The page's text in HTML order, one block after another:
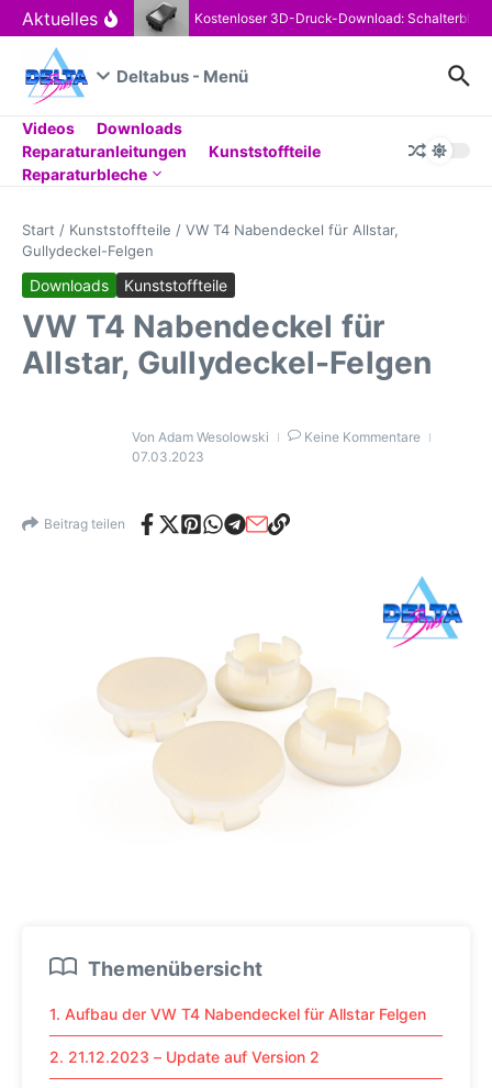
Zum Inhalt springen
Aktuelles Kostenloser 3D-Druck-Download:
Deltabus - Menü
Videos
Downloads
Reparaturanleitungen
Kunststoffteile
Reparaturbleche
Start / Kunststoffteile / VW T4 Nabendeckel für Allstar,
Gullydeckel-Felgen
Downloads Kunststoffteile
VW T4 Nabendeckel für
Allstar, Gullydeckel-Felgen
Von Adam Wesolowski
Keine Kommentare
07.03.2023
Beitrag teilen
Themenübersicht
1. Aufbau der VW T4 Nabendeckel für Allstar Felgen
2. 21.12.2023 – Update auf Version 2